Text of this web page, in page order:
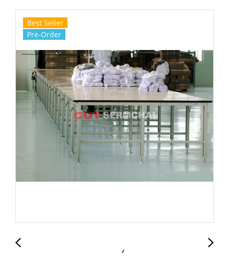
Best Seller
Pre-Order